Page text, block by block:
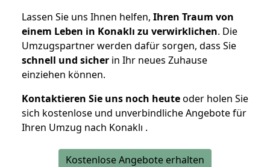
Lassen Sie uns Ihnen helfen, Ihren Traum von
einem Leben in Konaklı zu verwirklichen. Die
Umzugspartner werden dafür sorgen, dass Sie
schnell und sicher in Ihr neues Zuhause
einziehen können.
Kontaktieren Sie uns noch heuteoder holen Sie
sich kostenlose und unverbindliche Angebote für
Ihren Umzug nach Konaklı .
Kostenlose Angebote erhalten